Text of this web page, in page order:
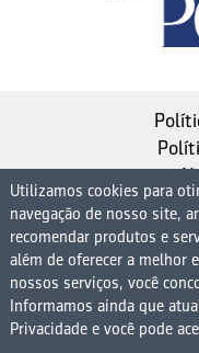
Instituto de
| CNPJ
Avenida Presidente
andar bloco 1
Utilizamos cookies para
navegação de nosso site,
recomendar produtos e
além de oferecer a melhor
nossos serviços, você
Informamos ainda que
Privacidade e você pode